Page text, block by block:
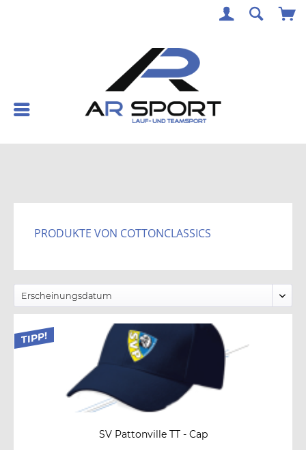
PRODUKTE VON COTTONCLASSICS
TIPP!
SV Pattonville TT - Cap